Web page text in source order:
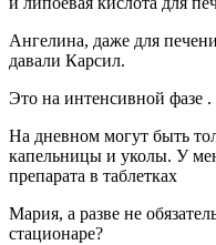
Ангелина, даже для
давали Карсил.
Это на интенсивной фазе .
На дневном могут быть
капельницы и уколы. У
препарата в таблетках
Мария, а разве не
стационаре?